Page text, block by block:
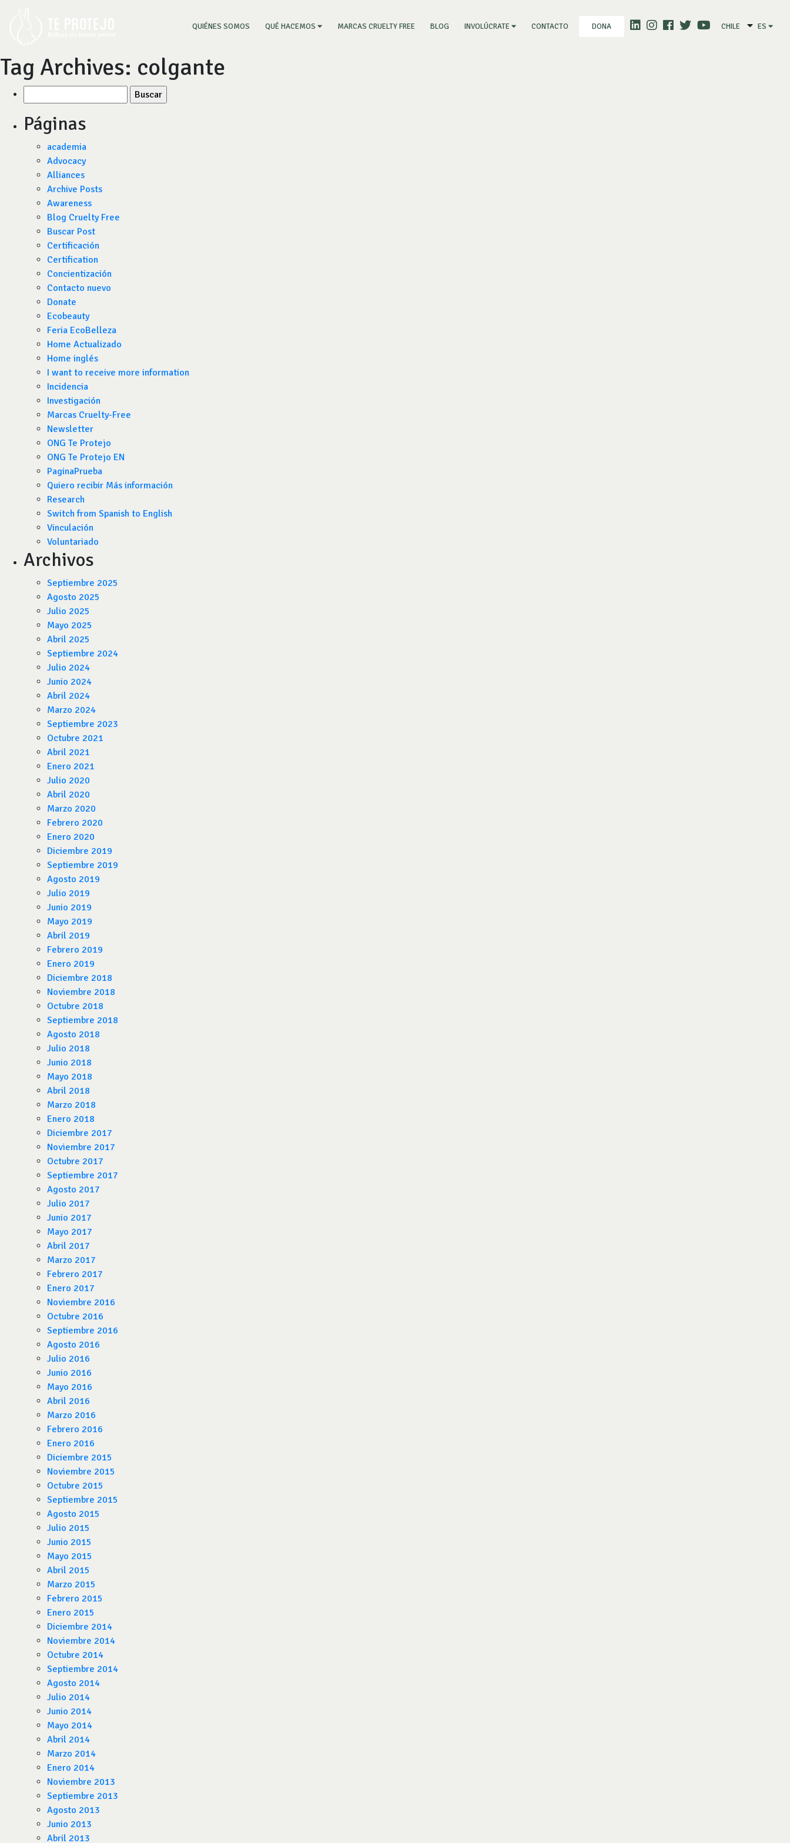
QUIÉNES SOMOS (CURRENT)
QUÉ HACEMOS MARCAS CRUELTY FREE BLOG INVOLÚCRATE CONTACTO DONA CHILE ES
Tag Archives: colgante
por:
Páginas
academia
Advocacy
Alliances
Archive Posts
Awareness
Blog Cruelty Free
Buscar Post
Certificación
Certification
Concientización
Contacto nuevo
Donate
Ecobeauty
Feria EcoBelleza
Home Actualizado
Home inglés
I want to receive more information
Incidencia
Investigación
Marcas Cruelty-Free
Newsletter
ONG Te Protejo
ONG Te Protejo EN
PaginaPrueba
Quiero recibir Más información
Research
Switch from Spanish to English
Vinculación
Voluntariado
Archivos
Septiembre 2025
Agosto 2025
Julio 2025
Mayo 2025
Abril 2025
Septiembre 2024
Julio 2024
Junio 2024
Abril 2024
Marzo 2024
Septiembre 2023
Octubre 2021
Abril 2021
Enero 2021
Julio 2020
Abril 2020
Marzo 2020
Febrero 2020
Enero 2020
Diciembre 2019
Septiembre 2019
Agosto 2019
Julio 2019
Junio 2019
Mayo 2019
Abril 2019
Febrero 2019
Enero 2019
Diciembre 2018
Noviembre 2018
Octubre 2018
Septiembre 2018
Agosto 2018
Julio 2018
Junio 2018
Mayo 2018
Abril 2018
Marzo 2018
Enero 2018
Diciembre 2017
Noviembre 2017
Octubre 2017
Septiembre 2017
Agosto 2017
Julio 2017
Junio 2017
Mayo 2017
Abril 2017
Marzo 2017
Febrero 2017
Enero 2017
Noviembre 2016
Octubre 2016
Septiembre 2016
Agosto 2016
Julio 2016
Junio 2016
Mayo 2016
Abril 2016
Marzo 2016
Febrero 2016
Enero 2016
Diciembre 2015
Noviembre 2015
Octubre 2015
Septiembre 2015
Agosto 2015
Julio 2015
Junio 2015
Mayo 2015
Abril 2015
Marzo 2015
Febrero 2015
Enero 2015
Diciembre 2014
Noviembre 2014
Octubre 2014
Septiembre 2014
Agosto 2014
Julio 2014
Junio 2014
Mayo 2014
Abril 2014
Marzo 2014
Enero 2014
Noviembre 2013
Septiembre 2013
Agosto 2013
Junio 2013
Abril 2013